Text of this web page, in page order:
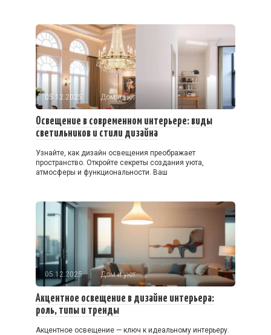
05.12.2025 Дом и уют
Освещение в современном интерьере: виды
светильников и стили дизайна
Узнайте, как дизайн освещения преображает
пространство. Откройте секреты создания уюта,
атмосферы и функциональности. Ваш
05.12.2025 Дом и уют
Акцентное освещение в дизайне интерьера:
роль, типы и тренды
Акцентное освещение — ключ к идеальному интерьеру.